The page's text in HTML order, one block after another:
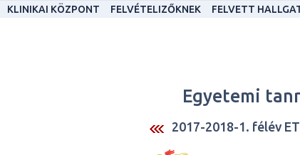
KLINIKAI KÖZPONT FELVÉTELIZŐKNEK FELVETT
Egyetemi
2017-2018-1. félév